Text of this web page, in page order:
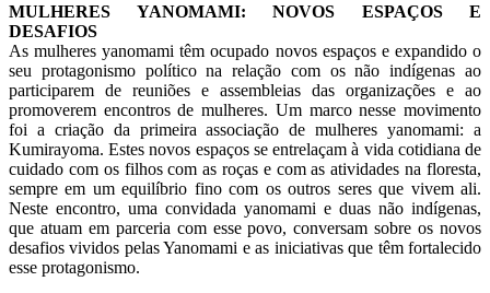
MULHERES YANOMAMI: NOVOS ESPAÇOS E
DESAFIOS
As mulheres yanomami têm ocupado novos espaços e expandido o
seu protagonismo político na relação com os não indígenas ao
participarem de reuniões e assembleias das organizações e ao
promoverem encontros de mulheres. Um marco nesse movimento
foi a criação da primeira associação de mulheres yanomami: a
Kumirayoma. Estes novos espaços se entrelaçam à vida cotidiana de
cuidado com os filhos com as roças e com as atividades na floresta,
sempre em um equilíbrio fino com os outros seres que vivem ali.
Neste encontro, uma convidada yanomami e duas não indígenas,
que atuam em parceria com esse povo, conversam sobre os novos
desafios vividos pelas Yanomami e as iniciativas que têm fortalecido
esse protagonismo.